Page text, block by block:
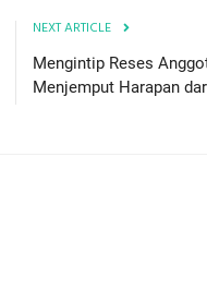
NEXT ARTICLE
Mengintip Reses
Menjemput Harapan